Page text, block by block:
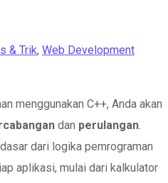
& Trik, Web Development
menggunakan C++, Anda akan
dan perulangan.
dari logika pemrograman
aplikasi, mulai dari kalkulator